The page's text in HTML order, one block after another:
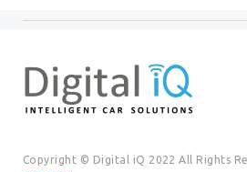
Copyright © Digital iQ 2022 All Rights